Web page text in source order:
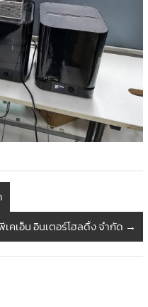
คเอ็น อินเตอร์โฮลดิ้ง จำกัด →